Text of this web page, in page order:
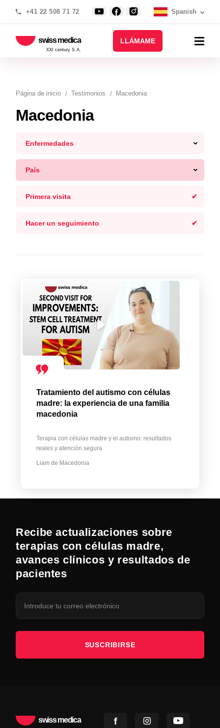
+41 22 508 71 72 Spanish
swiss medica
XXI century S.A.
LLÁMAME
Página de inicio Testimonios Macedonia
Macedonia
Enfermedades
País
Primera visita
Hacer un seguimiento
Tratamiento del autismo con células
madre: la experiencia de una familia
macedonia
Terapia con células madre y el autismo: resultados
reales y atención segura
Liam de Macedonia
Recibe actualizaciones sobre
terapias con células madre,
avances clínicos y resultados de
pacientes
SUSCRIBIRSE
swiss medica